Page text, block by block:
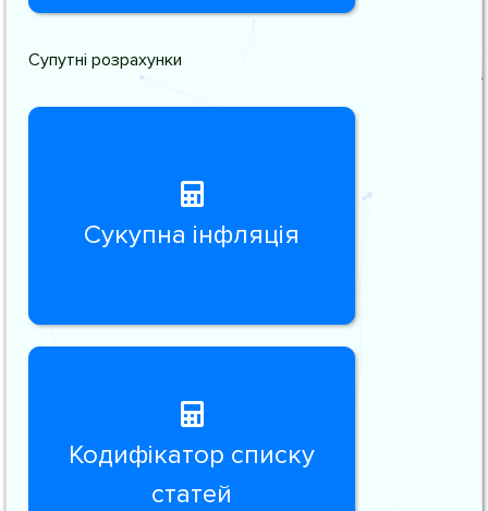
Супутні розрахунки
Сукупна інфляція
Кодифікатор списку
статей